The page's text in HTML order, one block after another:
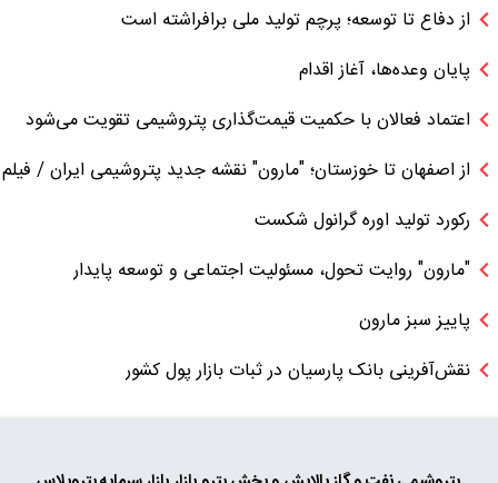
از دفاع تا توسعه؛ پرچم تولید ملی برافراشته است
پایان وعده‌ها، آغاز اقدام
اعتماد فعالان با حکمیت قیمت‌گذاری پتروشیمی تقویت می‌شود
از اصفهان تا خوزستان؛ "مارون" نقشه جدید پتروشیمی ایران / فیلم
رکورد تولید اوره گرانول شکست
"مارون" روایت تحول، مسئولیت اجتماعی و توسعه پایدار
پاییز سبز مارون
نقش‌آفرینی بانک پارسیان در ثبات بازار پول کشور